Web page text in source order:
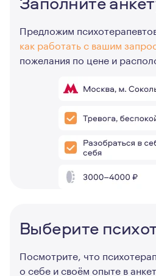
Предложим
как работать с вашим
пожелания по цене и
Выберите
Посмотрите, что
о себе и своём опыте в